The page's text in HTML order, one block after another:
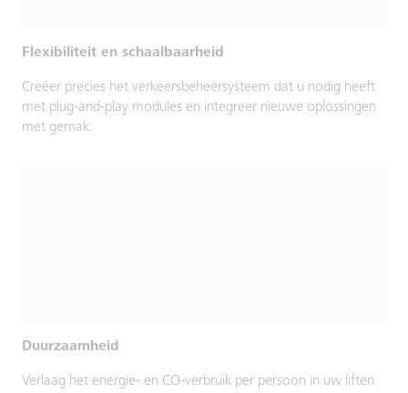
Flexibiliteit en schaalbaarheid
Creëer precies het verkeersbeheersysteem dat u nodig heeft
met plug-and-play modules en integreer nieuwe oplossingen
met gemak.
Duurzaamheid
Verlaag het energie- en CO-verbruik per persoon in uw liften